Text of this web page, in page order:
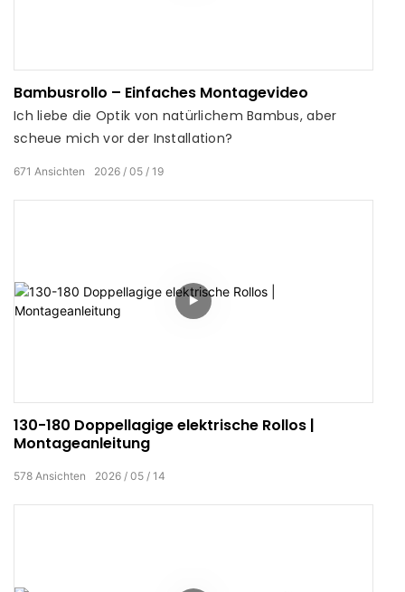
Bambusrollo – Einfaches Montagevideo
Ich liebe die Optik von natürlichem Bambus, aber
scheue mich vor der Installation?
2026 05 19
671 Ansichten
130-180 Doppellagige elektrische Rollos |
Montageanleitung
2026 05 14
578 Ansichten